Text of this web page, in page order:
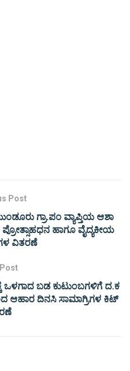
Post
ಗ್ರಾ.ಪಂ ವ್ಯಾಪ್ತಿಯ ಆಶಾ
ಹಾಗೂ ವೈದ್ಯಕೀಯ
ವಿತರಣೆ
ಒಳಗಾದ ಬಡ ಕುಟುಂಬಗಳಿಗೆ ದ.ಕ
ಆಹಾರ ದಿನಸಿ ಸಾಮಾಗ್ರಿಗಳ ಕಿಟ್